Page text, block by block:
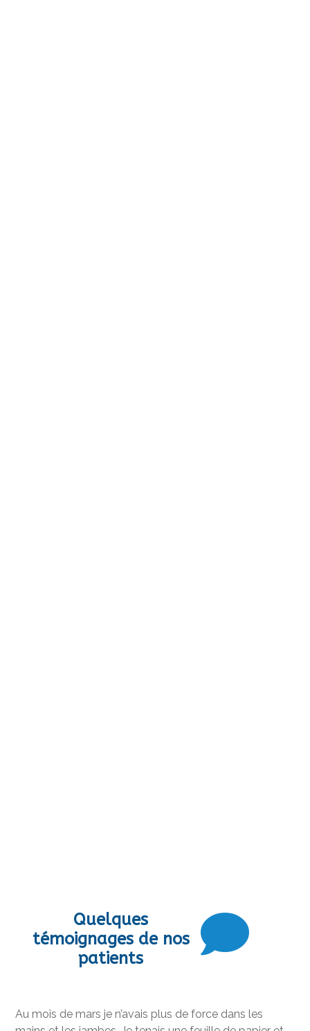
Quelques
témoignages de nos
patients
Au mois de mars je n’avais plus de force dans les